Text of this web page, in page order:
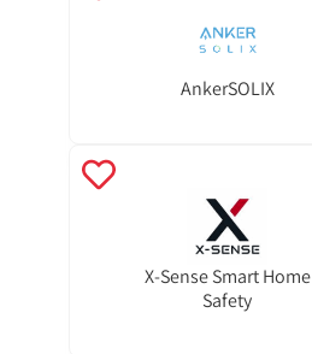
AnkerSOLIX
X-Sense Smart Home
Safety